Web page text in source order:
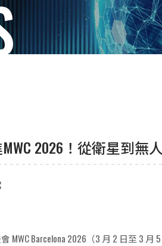
2026！從衛星到無
MWC Barcelona 2026（3 月 2 日至 3